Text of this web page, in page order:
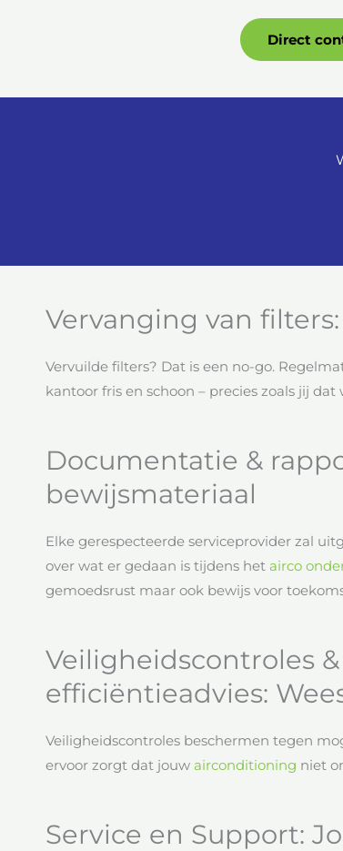
Direct
Vervanging van
Vervuilde filters? Dat is een no-go.
kantoor fris en schoon – precies zoals jij dat
Documentatie &
bewijsmateriaal
Elke gerespecteerde serviceprovider zal
over wat er gedaan is tijdens het airco
gemoedsrust maar ook bewijs voor
Veiligheidscontroles
efficiëntieadvies:
Veiligheidscontroles beschermen tegen
ervoor zorgt dat jouw airconditioning niet
Service en Support: